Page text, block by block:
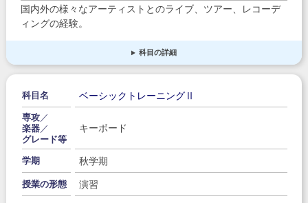
国内外の様々なアーティストとのライブ、ツアー、レコーデ
ィングの経験。
科目の詳細
科目名 ベーシックトレーニングⅡ
専攻／
楽器／
グレード等
キーボード
学期 秋学期
授業の形態 演習